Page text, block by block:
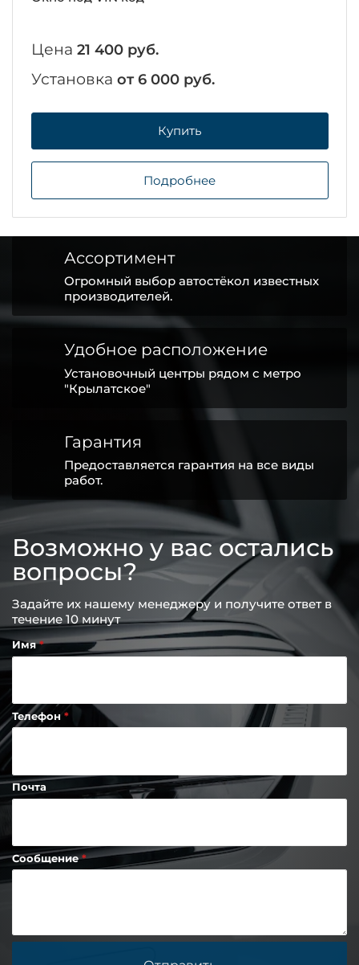
Цена 21 400 руб.
Установка от 6 000 руб.
Купить
Подробнее
Ассортимент
Огромный выбор автостёкол известных
производителей.
Удобное расположение
Установочный центры рядом с метро
"Крылатское"
Гарантия
Предоставляется гарантия на все виды
работ.
Возможно у вас остались
вопросы?
Задайте их нашему менеджеру и получите ответ в
течение 10 минут
Имя
Телефон
Почта
Сообщение